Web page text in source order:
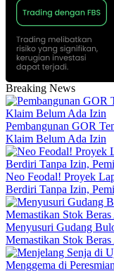
Breaking News
Pembangunan GOR
Klaim Belum Ada Izin
Neo Feodal! Proyek
Berdiri Tanpa Izin,
Menyusuri Gudang
Memastikan Stok